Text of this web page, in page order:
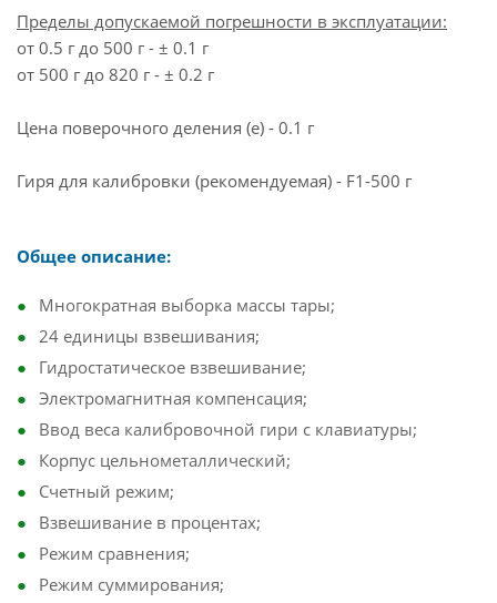
Пределы допускаемой погрешности в эксплуатации:
от 0.5 г до 500 г - ± 0.1 г
от 500 г до 820 г - ± 0.2 г
Цена поверочного деления (e) - 0.1 г
Гиря для калибровки (рекомендуемая) - F1-500 г
Общее описание:
Многократная выборка массы тары;
24 единицы взвешивания;
Гидростатическое взвешивание;
Электромагнитная компенсация;
Ввод веса калибровочной гири с клавиатуры;
Корпус цельнометаллический;
Счетный режим;
Взвешивание в процентах;
Режим сравнения;
Режим суммирования;